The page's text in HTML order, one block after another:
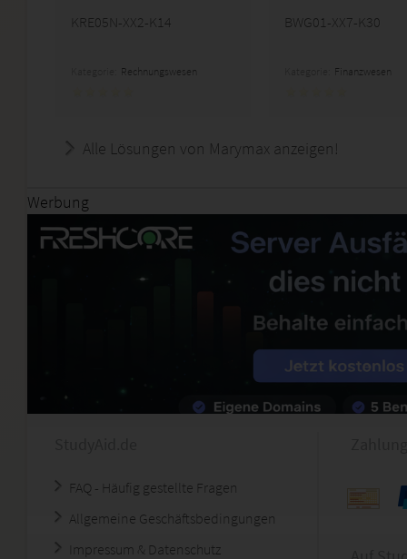
KRE05N-XX2-K14
Rechnungswesen
BWG01-XX7-K30
Finanzwesen
Alle Lösungen von Marymax anzeigen!
Werbung
FAQ - Häufig gestellte Fragen
Allgemeine Geschäftsbedingungen
Impressum & Datenschutz